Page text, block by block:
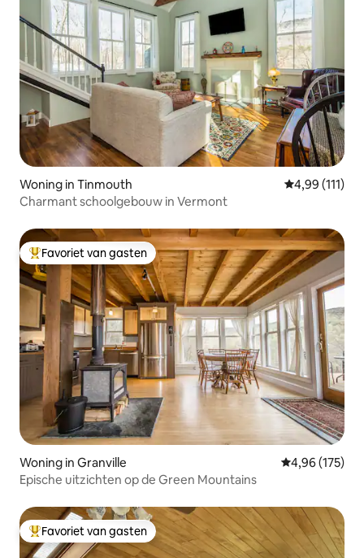
Woning in Tinmouth Gemiddelde
4,99 (111)
Charmant schoolgebouw in Vermont
Topfavoriet van gasten
Favoriet van gasten
Woning in Granville Gemiddelde
4,96 (175)
Epische uitzichten op de Green Mountains
Topfavoriet van gasten
Favoriet van gasten